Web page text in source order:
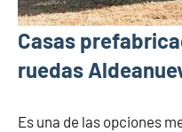
Casas
ruedas
Es una de las opciones